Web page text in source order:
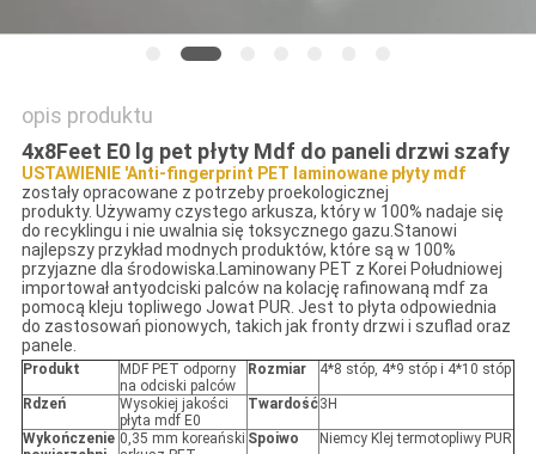
opis produktu
4x8Feet E0 lg pet płyty Mdf do paneli drzwi szafy
USTAWIENIE 'Anti-fingerprint PET laminowane płyty mdf
zostały opracowane z potrzeby proekologicznej
produkty. Używamy czystego arkusza, który w 100% nadaje się
do recyklingu i nie uwalnia się toksycznego gazu.Stanowi
najlepszy przykład modnych produktów, które są w 100%
przyjazne dla środowiska.Laminowany PET z Korei Południowej
importował antyodciski palców na kolację rafinowaną mdf za
pomocą kleju topliwego Jowat PUR. Jest to płyta odpowiednia
do zastosowań pionowych, takich jak fronty drzwi i szuflad oraz
panele.
Produkt
MDF PET odporny
na odciski palców
Rozmiar 4*8 stóp, 4*9 stóp i 4*10 stóp
Rdzeń
Wysokiej jakości
płyta mdf E0
Twardość3H
Wykończenie 0,35 mm koreański Spoiwo Niemcy Klej termotopliwy PUR